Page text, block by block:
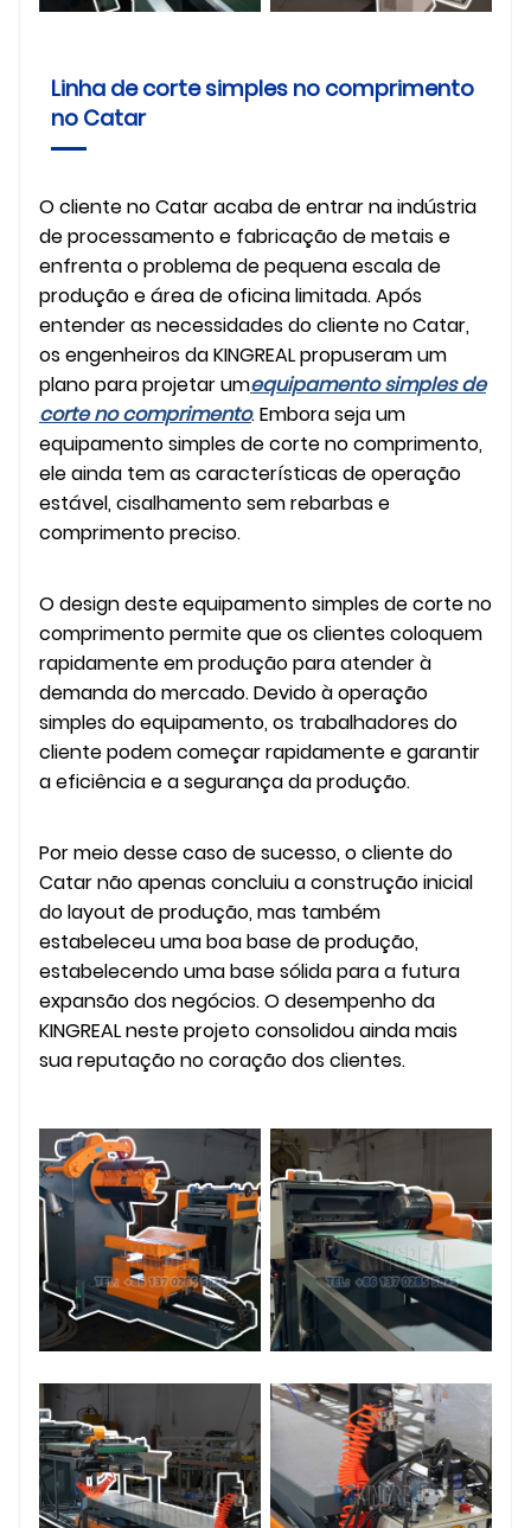
Linha de corte simples no comprimento
no Catar
O cliente no Catar acaba de entrar na indústria
de processamento e fabricação de metais e
enfrenta o problema de pequena escala de
produção e área de oficina limitada. Após
entender as necessidades do cliente no Catar,
os engenheiros da KINGREAL propuseram um
plano para projetar umequipamento simples de
corte no comprimento. Embora seja um
equipamento simples de corte no comprimento,
ele ainda tem as características de operação
estável, cisalhamento sem rebarbas e
comprimento preciso.
O design deste equipamento simples de corte no
comprimento permite que os clientes coloquem
rapidamente em produção para atender à
demanda do mercado. Devido à operação
simples do equipamento, os trabalhadores do
cliente podem começar rapidamente e garantir
a eficiência e a segurança da produção.
Por meio desse caso de sucesso, o cliente do
Catar não apenas concluiu a construção inicial
do layout de produção, mas também
estabeleceu uma boa base de produção,
estabelecendo uma base sólida para a futura
expansão dos negócios. O desempenho da
KINGREAL neste projeto consolidou ainda mais
sua reputação no coração dos clientes.